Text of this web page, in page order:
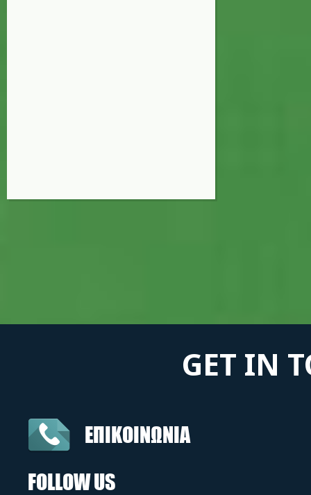
GET IN
ΕΠΙΚΟΙΝΩΝΙΑ
FOLLOW US